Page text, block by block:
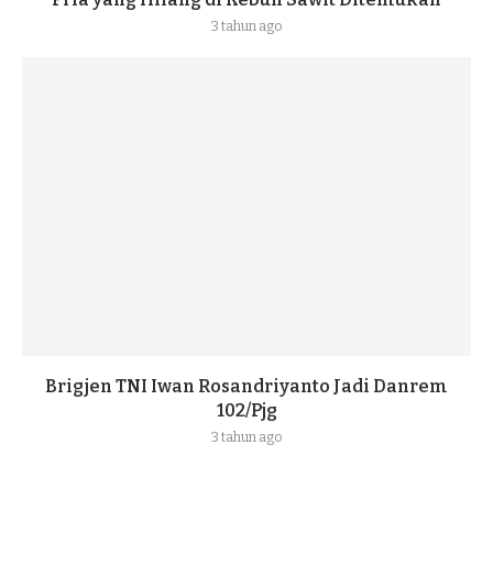
3 tahun ago
Brigjen TNI Iwan Rosandriyanto Jadi Danrem
102/Pjg
3 tahun ago